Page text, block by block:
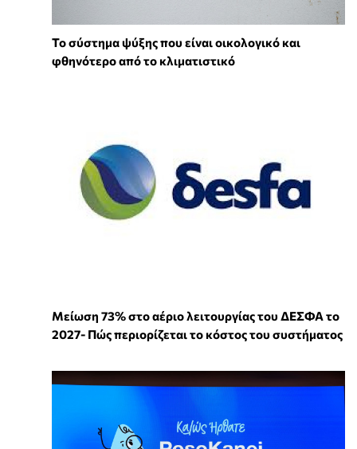
Το σύστημα ψύξης που είναι οικολογικό και
φθηνότερο από το κλιματιστικό
Μείωση 73% στο αέριο λειτουργίας του ΔΕΣΦΑ το
2027- Πώς περιορίζεται το κόστος του συστήματος